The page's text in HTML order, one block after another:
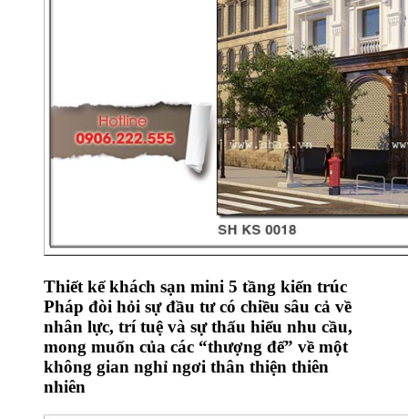
Thiết kế khách sạn mini 5 tầng kiến trúc
Pháp đòi hỏi sự đầu tư có chiều sâu cả về
nhân lực, trí tuệ và sự thấu hiểu nhu cầu,
mong muốn của các “thượng đế” về một
không gian nghỉ ngơi thân thiện thiên
nhiên